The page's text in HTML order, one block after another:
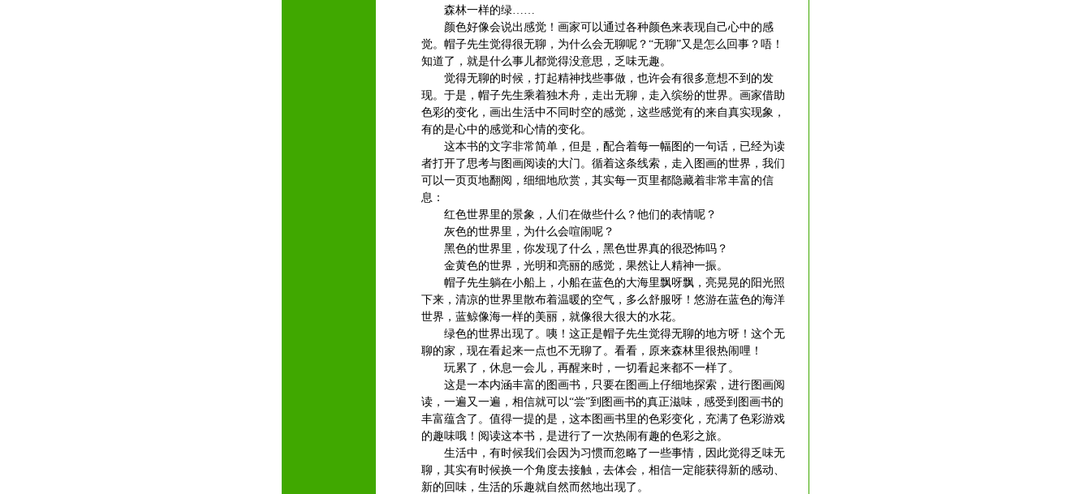
森林一样的绿……
颜色好像会说出感觉！画家可以通过各种颜色来表现自己心中的感
觉。帽子先生觉得很无聊，为什么会无聊呢？“无聊”又是怎么回事？唔！
知道了，就是什么事儿都觉得没意思，乏味无趣。
觉得无聊的时候，打起精神找些事做，也许会有很多意想不到的发
现。于是，帽子先生乘着独木舟，走出无聊，走入缤纷的世界。画家借助
色彩的变化，画出生活中不同时空的感觉，这些感觉有的来自真实现象，
有的是心中的感觉和心情的变化。
这本书的文字非常简单，但是，配合着每一幅图的一句话，已经为读
者打开了思考与图画阅读的大门。循着这条线索，走入图画的世界，我们
可以一页页地翻阅，细细地欣赏，其实每一页里都隐藏着非常丰富的信
息：
红色世界里的景象，人们在做些什么？他们的表情呢？
灰色的世界里，为什么会喧闹呢？
黑色的世界里，你发现了什么，黑色世界真的很恐怖吗？
金黄色的世界，光明和亮丽的感觉，果然让人精神一振。
帽子先生躺在小船上，小船在蓝色的大海里飘呀飘，亮晃晃的阳光照
下来，清凉的世界里散布着温暖的空气，多么舒服呀！悠游在蓝色的海洋
世界，蓝鲸像海一样的美丽，就像很大很大的水花。
绿色的世界出现了。咦！这正是帽子先生觉得无聊的地方呀！这个无
聊的家，现在看起来一点也不无聊了。看看，原来森林里很热闹哩！
玩累了，休息一会儿，再醒来时，一切看起来都不一样了。
这是一本内涵丰富的图画书，只要在图画上仔细地探索，进行图画阅
读，一遍又一遍，相信就可以“尝”到图画书的真正滋味，感受到图画书的
丰富蕴含了。值得一提的是，这本图画书里的色彩变化，充满了色彩游戏
的趣味哦！阅读这本书，是进行了一次热闹有趣的色彩之旅。
生活中，有时候我们会因为习惯而忽略了一些事情，因此觉得乏味无
聊，其实有时候换一个角度去接触，去体会，相信一定能获得新的感动、
新的回味，生活的乐趣就自然而然地出现了。